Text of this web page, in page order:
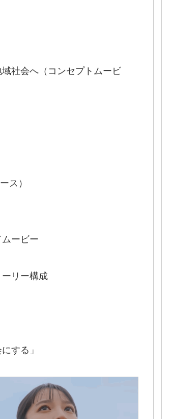
社会へ（コンセプトムービ
ス）
ービー
リー構成
する」